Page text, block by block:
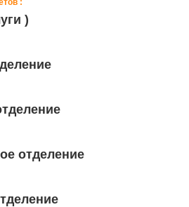
:
)
отделение